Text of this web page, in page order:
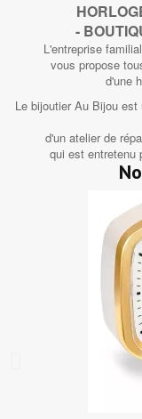
-
L'entreprise
vous propose
d'une
Le bijoutier Au Bijou est
d'un atelier de
qui est entretenu